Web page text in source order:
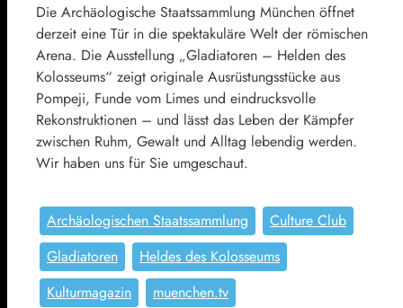
Die Archäologische Staatssammlung München öffnet
derzeit eine Tür in die spektakuläre Welt der römischen
Arena. Die Ausstellung „Gladiatoren – Helden des
Kolosseums“ zeigt originale Ausrüstungsstücke aus
Pompeji, Funde vom Limes und eindrucksvolle
Rekonstruktionen – und lässt das Leben der Kämpfer
zwischen Ruhm, Gewalt und Alltag lebendig werden.
Wir haben uns für Sie umgeschaut.
Archäologischen Staatssammlung
Culture Club
Gladiatoren
Heldes des Kolosseums
Kulturmagazin
muenchen.tv